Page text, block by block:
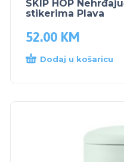
SKIP HOP
stikerima Plava
52.00 KM
Dodaj u košaricu